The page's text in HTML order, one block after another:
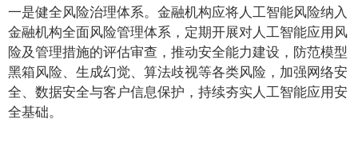
一是健全风险治理体系。金融机构应将人工智能风险纳入
金融机构全面风险管理体系，定期开展对人工智能应用风
险及管理措施的评估审查，推动安全能力建设，防范模型
黑箱风险、生成幻觉、算法歧视等各类风险，加强网络安
全、数据安全与客户信息保护，持续夯实人工智能应用安
全基础。